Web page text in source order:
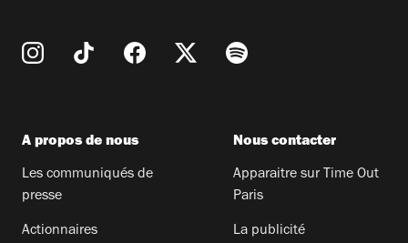
A propos de nous
Les communiqués de
presse
Actionnaires
Nous contacter
Apparaitre sur Time Out
Paris
La publicité